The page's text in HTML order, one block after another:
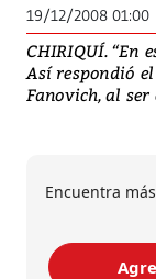
19/12/2008 01:00
CHIRIQUÍ. “En
Así respondió
Fanovich, al ser
Encuentra